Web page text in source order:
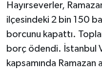
Hayırseverler,
ilçesindeki 2 bin 150
borcunu kapattı.
borç ödendi. İstanbul
kapsamında Ramazan